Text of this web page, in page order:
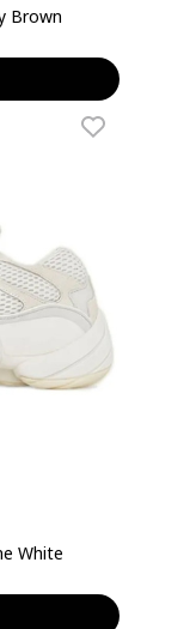
Brown
White